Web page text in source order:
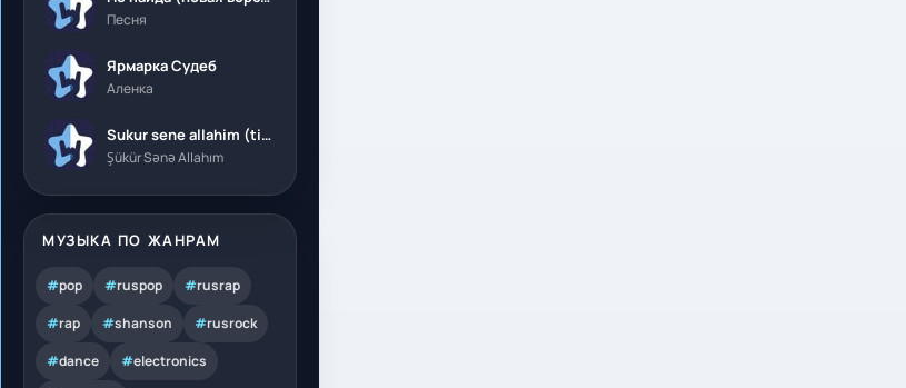
Песня
Ярмарка Судеб
Аленка
Sukur sene allahim (tik tok)
Şükür Sənə Allahım
МУЗЫКА ПО ЖАНРАМ
#pop #ruspop #rusrap
#rap #shanson #rusrock
#dance #electronics